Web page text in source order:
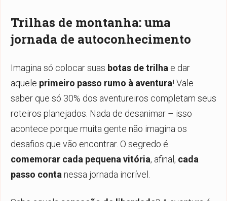
Trilhas de montanha: uma
jornada de autoconhecimento
Imagina só colocar suas botas de trilha e dar
aquele primeiro passo rumo à aventura! Vale
saber que só 30% dos aventureiros completam seus
roteiros planejados. Nada de desanimar – isso
acontece porque muita gente não imagina os
desafios que vão encontrar. O segredo é
comemorar cada pequena vitória, afinal, cada
passo conta nessa jornada incrível.